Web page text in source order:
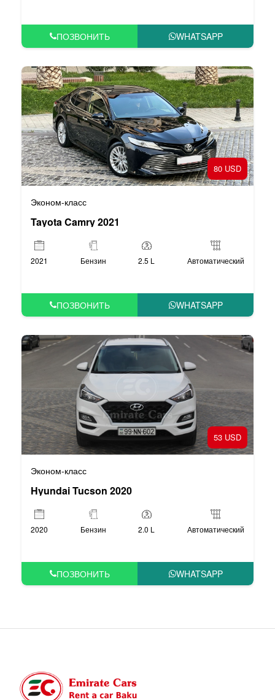
ПОЗВОНИТЬ WHATSAPP
80 USD
Эконом-класс
Tayota Camry 2021
2021 Бензин 2.5 L Автоматический
ПОЗВОНИТЬ WHATSAPP
53 USD
Эконом-класс
Hyundai Tucson 2020
2020 Бензин 2.0 L Автоматический
ПОЗВОНИТЬ WHATSAPP